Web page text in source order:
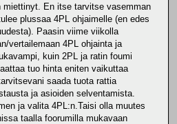
En itse tarvitse vasemman
plussaa 4PL ohjaimelle (en edes
Paasin viime viikolla
vertailemaan 4PL ohjainta ja
kuin 2PL ja ratin foumi
tuo hinta eniten vaikuttaa
saada tuota rattia
ja asioiden selventamista.
ja valita 4PL:n.Taisi olla muutes
taalla foorumilla mukavaan